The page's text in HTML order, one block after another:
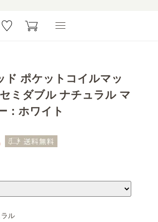
ド ポケットコイルマッ
ミダブル ナチュラル マ
：ホワイト
ル